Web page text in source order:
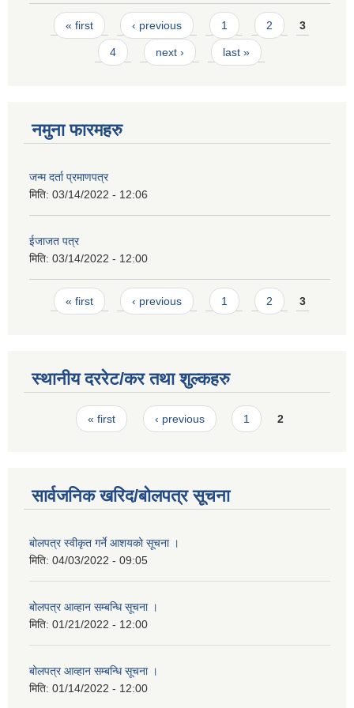
Pages
« first ‹ previous 1 2 3
4 next › last »
नमुना फारमहरु
जन्म दर्ता प्रमाणपत्र
मिति: 03/14/2022 - 12:06
ईजाजत पत्र
मिति: 03/14/2022 - 12:00
Pages
« first ‹ previous 1 2 3
स्थानीय दररेट/कर तथा शुल्कहरु
Pages« first ‹ previous 1 2
सार्वजनिक खरिद/बोलपत्र सूचना
बोलपत्र स्वीकृत गर्ने आशयको सूचना ।
मिति: 04/03/2022 - 09:05
बोलपत्र आव्हान सम्बन्धि सूचना ।
मिति: 01/21/2022 - 12:00
बोलपत्र आव्हान सम्बन्धि सूचना ।
मिति: 01/14/2022 - 12:00